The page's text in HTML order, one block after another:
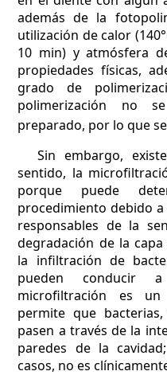
además de la
utilización de calor
10 min) y atmósfera
propiedades físicas,
grado de
polimerización no
preparado, por lo que
Sin embargo,
sentido, la
porque puede
procedimiento debido
responsables de la
degradación de la
la infiltración de
pueden conducir
microfiltración es
permite que
pasen a través de la
paredes de la
casos, no es